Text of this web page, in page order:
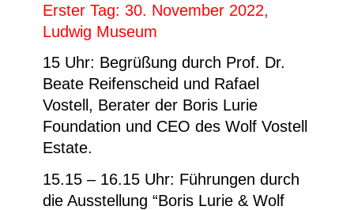
Erster Tag: 30. November 2022,
Ludwig Museum
15 Uhr: Begrüßung durch Prof. Dr.
Beate Reifenscheid und Rafael
Vostell, Berater der Boris Lurie
Foundation und CEO des Wolf Vostell
Estate.
15.15 – 16.15 Uhr: Führungen durch
die Ausstellung “Boris Lurie & Wolf